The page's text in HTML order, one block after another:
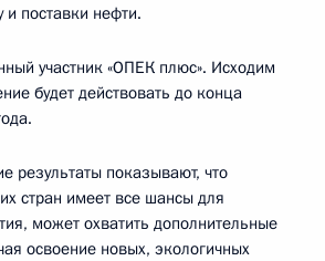
и поставки нефти.
участник «ОПЕК плюс». Исходим
будет действовать до конца
результаты показывают, что
стран имеет все шансы для
может охватить дополнительные
освоение новых, экологичных